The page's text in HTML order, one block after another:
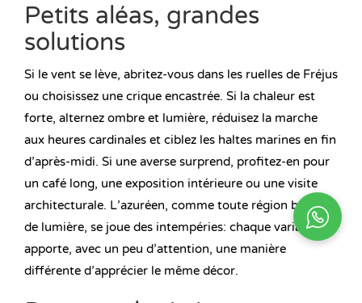
Petits aléas, grandes
solutions
Si le vent se lève, abritez-vous dans les ruelles de Fréjus
ou choisissez une crique encastrée. Si la chaleur est
forte, alternez ombre et lumière, réduisez la marche
aux heures cardinales et ciblez les haltes marines en fin
d’après-midi. Si une averse surprend, profitez-en pour
un café long, une exposition intérieure ou une visite
architecturale. L’azuréen, comme toute région bénie
de lumière, se joue des intempéries: chaque variation
apporte, avec un peu d’attention, une manière
différente d’apprécier le même décor.